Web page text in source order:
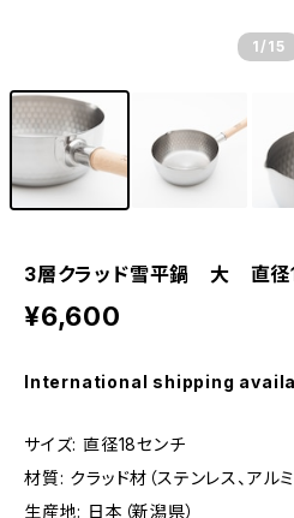
1 /15
3層クラッド雪平鍋 大 直径
¥6,600
International shipping
サイズ: 直径18センチ
材質: クラッド材（ステンレス、アルミ
生産地: 日本（新潟県）